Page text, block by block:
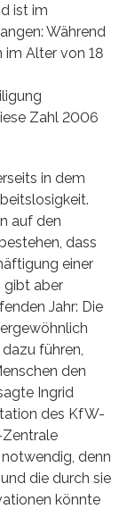
ist im
Während
im Alter von 18
Zahl 2006
in dem
auf den
dass
einer
gibt aber
Jahr: Die
führen,
den
Ingrid
des KfW-
denn
die durch sie
könnte